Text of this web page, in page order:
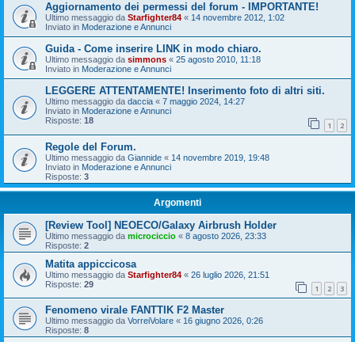
Aggiornamento dei permessi del forum - IMPORTANTE!
Ultimo messaggio da Starfighter84 « 14 novembre 2012, 1:02
Inviato in Moderazione e Annunci
Guida - Come inserire LINK in modo chiaro.
Ultimo messaggio da simmons « 25 agosto 2010, 11:18
Inviato in Moderazione e Annunci
LEGGERE ATTENTAMENTE! Inserimento foto di altri siti.
Ultimo messaggio da daccia « 7 maggio 2024, 14:27
Inviato in Moderazione e Annunci
Risposte: 18 1 2
Regole del Forum.
Ultimo messaggio da Giannide « 14 novembre 2019, 19:48
Inviato in Moderazione e Annunci
Risposte: 3
Argomenti
[Review Tool] NEOECO/Galaxy Airbrush Holder
Ultimo messaggio da microciccio « 8 agosto 2026, 23:33
Risposte: 2
Matita appiccicosa
Ultimo messaggio da Starfighter84 « 26 luglio 2026, 21:51
Risposte: 29 1 2 3
Fenomeno virale FANTTIK F2 Master
Ultimo messaggio da VorreiVolare « 16 giugno 2026, 0:26
Risposte: 8